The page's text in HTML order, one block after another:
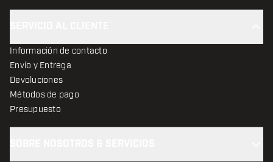
Información de contacto
Envío y Entrega
Devoluciones
Métodos de pago
Presupuesto